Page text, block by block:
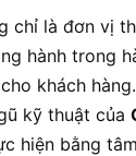
chỉ là đơn vị
hành trong
khách
kỹ thuật của
hiện bằng